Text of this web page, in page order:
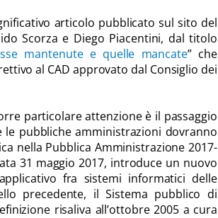
articolo pubblicato sul sito del
Scorza e Diego Piacentini, dal titolo
mantenute e quelle mancate” che
al CAD approvato dal Consiglio dei
particolare attenzione è il passaggio
le pubbliche amministrazioni dovranno
nella Pubblica Amministrazione 2017-
31 maggio 2017, introduce un nuovo
fra sistemi informatici delle
precedente, il Sistema pubblico di
risaliva all’ottobre 2005 a cura